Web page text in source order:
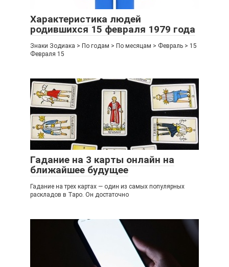
Характеристика людей
родившихся 15 февраля 1979 года
Знаки Зодиака > По годам > По месяцам > Февраль > 15
Февраля 15
Гадание на 3 карты онлайн на
ближайшее будущее
Гадание на трех картах — один из самых популярных
раскладов в Таро. Он достаточно